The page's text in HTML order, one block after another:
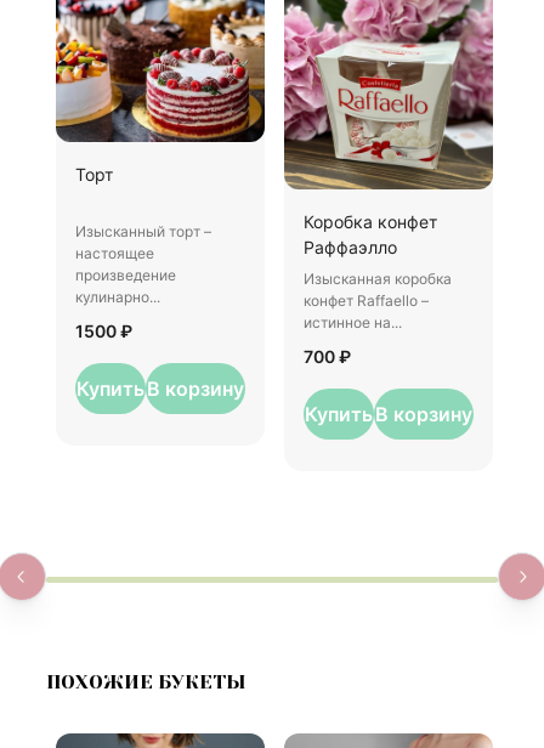
Торт
Изысканный торт –
настоящее
произведение
кулинарно...
1500 ₽
КупитьВ корзину
Коробка конфет
Раффаэлло
Изысканная коробка
конфет Raffaello –
истинное на...
700 ₽
КупитьВ корзину
ПОХОЖИЕ БУКЕТЫ